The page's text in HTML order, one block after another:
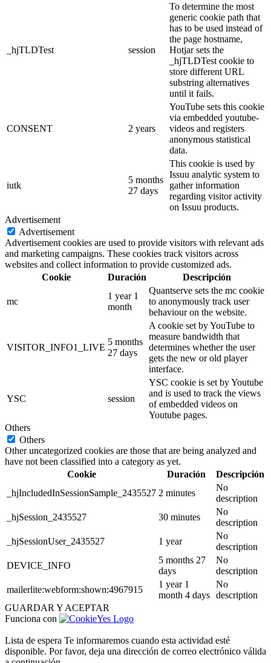
_hjTLDTest session
To determine the most
generic cookie path that
has to be used instead of
the page hostname,
Hotjar sets the
_hjTLDTest cookie to
store different URL
substring alternatives
until it fails.
CONSENT 2 years
YouTube sets this cookie
via embedded youtube-
videos and registers
anonymous statistical
data.
iutk
5 months
27 days
This cookie is used by
Issuu analytic system to
gather information
regarding visitor activity
on Issuu products.
Advertisement
Advertisement
Advertisement cookies are used to provide visitors with relevant ads
and marketing campaigns. These cookies track visitors across
websites and collect information to provide customized ads.
Cookie
Duración Descripción
mc
1 year 1
month
Quantserve sets the mc cookie
to anonymously track user
behaviour on the website.
VISITOR_INFO1_LIVE
5 months
27 days
A cookie set by YouTube to
measure bandwidth that
determines whether the user
gets the new or old player
interface.
YSC session
YSC cookie is set by Youtube
and is used to track the views
of embedded videos on
Youtube pages.
Others
Others
Other uncategorized cookies are those that are being analyzed and
have not been classified into a category as yet.
Cookie
Duración
Descripción
_hjIncludedInSessionSample_2435527 2 minutes
No
description
_hjSession_2435527
30 minutes
No
description
_hjSessionUser_2435527
1 year
No
description
DEVICE_INFO
5 months 27
days
No
description
mailerlite:webform:shown:4967915
1 year 1
month 4 days
No
description
GUARDAR Y ACEPTAR
Funciona con
Lista de espera Te informaremos cuando esta actividad esté
disponible. Por favor, deja una dirección de correo electrónico válida